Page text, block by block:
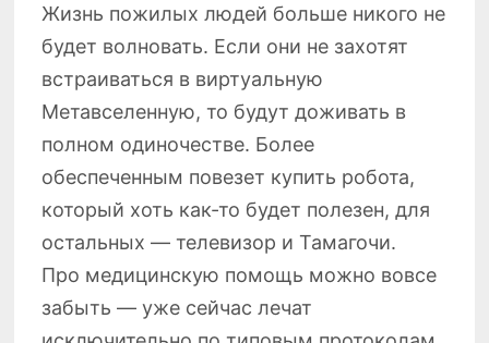
Жизнь пожилых людей больше никого не
будет волновать. Если они не захотят
встраиваться в виртуальную
Метавселенную, то будут доживать в
полном одиночестве. Более
обеспеченным повезет купить робота,
который хоть как-то будет полезен, для
остальных — телевизор и Тамагочи.
Про медицинскую помощь можно вовсе
забыть — уже сейчас лечат